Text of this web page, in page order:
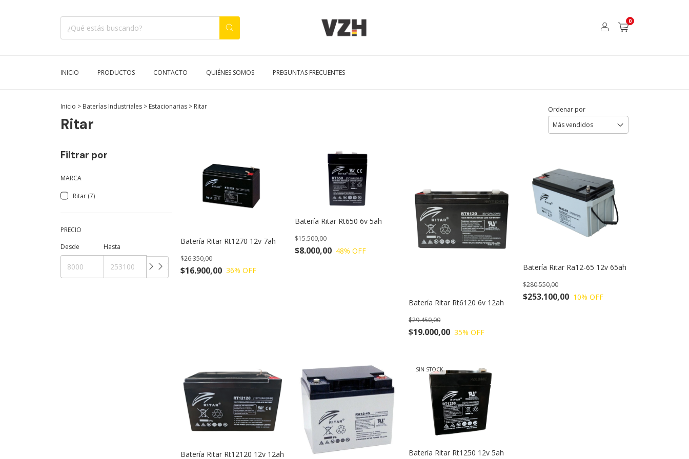
0
INICIO PRODUCTOS CONTACTO QUIÉNES SOMOS PREGUNTAS FRECUENTES
Inicio > Baterías Industriales > Estacionarias > Ritar
Ritar
Ordenar por
Filtrar por
MARCA
Ritar (7)
PRECIO
Desde
Hasta
Batería Ritar Rt1270 12v 7ah
$16.900,00
$26.350,00
36% OFF
Batería Ritar Rt650 6v 5ah
$8.000,00
$15.500,00
48% OFF
Batería Ritar Rt6120 6v 12ah
$19.000,00
$29.450,00
35% OFF
Batería Ritar Ra12-65 12v 65ah
$253.100,00
$280.550,00
10% OFF
Batería Ritar Rt12120 12v 12ah
SIN STOCK
Batería Ritar Rt1250 12v 5ah